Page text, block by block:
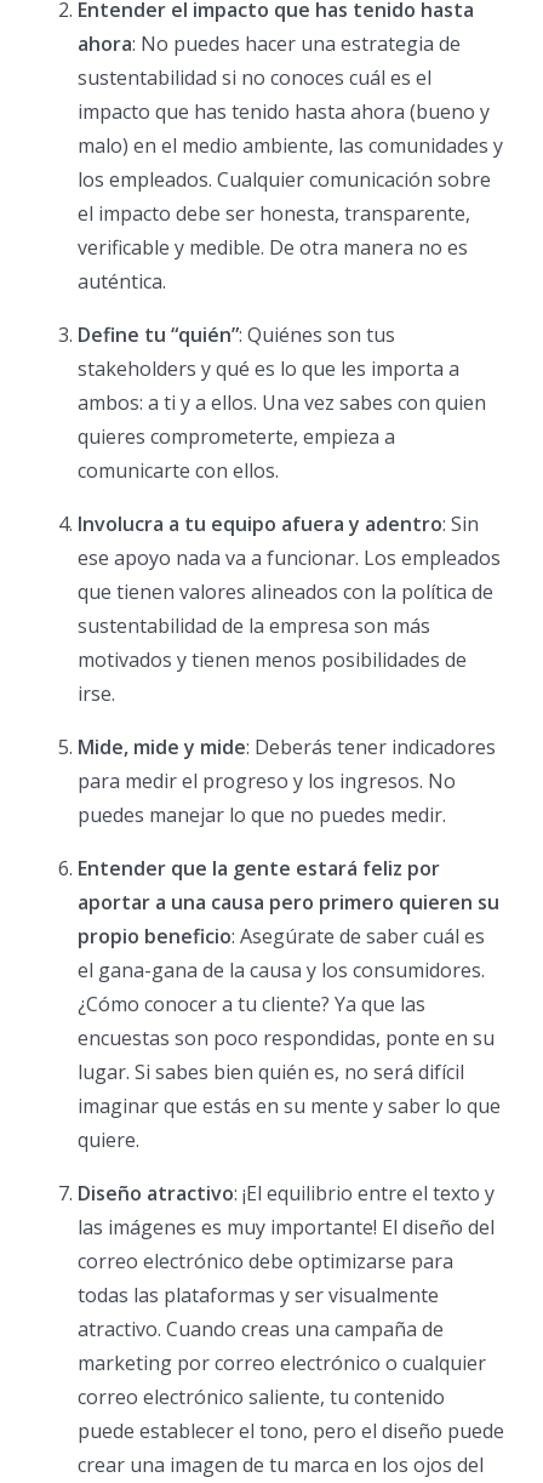
Entender el impacto que has tenido hasta
ahora: No puedes hacer una estrategia de
sustentabilidad si no conoces cuál es el
impacto que has tenido hasta ahora (bueno y
malo) en el medio ambiente, las comunidades y
los empleados. Cualquier comunicación sobre
el impacto debe ser honesta, transparente,
verificable y medible. De otra manera no es
auténtica.
Define tu “quién”: Quiénes son tus
stakeholders y qué es lo que les importa a
ambos: a ti y a ellos. Una vez sabes con quien
quieres comprometerte, empieza a
comunicarte con ellos.
Involucra a tu equipo afuera y adentro: Sin
ese apoyo nada va a funcionar. Los empleados
que tienen valores alineados con la política de
sustentabilidad de la empresa son más
motivados y tienen menos posibilidades de
irse.
Mide, mide y mide: Deberás tener indicadores
para medir el progreso y los ingresos. No
puedes manejar lo que no puedes medir.
Entender que la gente estará feliz por
aportar a una causa pero primero quieren su
propio beneficio: Asegúrate de saber cuál es
el gana-gana de la causa y los consumidores.
¿Cómo conocer a tu cliente? Ya que las
encuestas son poco respondidas, ponte en su
lugar. Si sabes bien quién es, no será difícil
imaginar que estás en su mente y saber lo que
quiere.
Diseño atractivo: ¡El equilibrio entre el texto y
las imágenes es muy importante! El diseño del
correo electrónico debe optimizarse para
todas las plataformas y ser visualmente
atractivo. Cuando creas una campaña de
marketing por correo electrónico o cualquier
correo electrónico saliente, tu contenido
puede establecer el tono, pero el diseño puede
crear una imagen de tu marca en los ojos del